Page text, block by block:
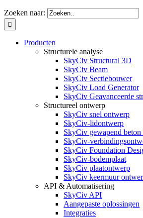
Zoeken naar:
Producten
Structurele analyse
SkyCiv Structural 3D
SkyCiv Beam
SkyCiv Sectiebouwer
SkyCiv Load Generator
SkyCiv Geavanceerde
Structureel ontwerp
SkyCiv snel ontwerp
SkyCiv-lidontwerp
SkyCiv gewapend
SkyCiv-
SkyCiv Foundation
SkyCiv-bodemplaat
SkyCiv plaatontwerp
SkyCiv keermuur
API & Automatisering
SkyCiv API
Aangepaste oplossingen
Integraties